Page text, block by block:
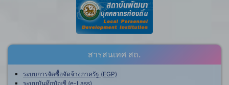
สารสนเทศ สถ.
ระบบการจัดซื้อจัดจ้างภาครัฐ (EGP)
ระบบบันทึกบัญชี (e-Lass)